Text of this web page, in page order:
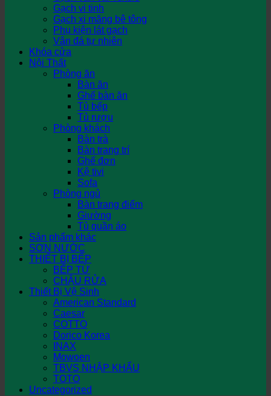
Gạch vi tinh
Gạch xi măng bê tông
Phụ kiện lát gạch
Vân đá tự nhiên
Khóa cửa
Nội Thất
Phòng ăn
Bàn ăn
Ghế bàn ăn
Tủ bếp
Tủ rượu
Phòng khách
Bàn trà
Bàn trang trí
Ghế đơn
Kệ tivi
Sofa
Phòng ngủ
Bàn trang điểm
Giường
Tủ quần áo
Sản phẩm khác
SƠN NƯỚC
THIẾT BỊ BẾP
BẾP TỪ
CHẬU RỬA
Thiết Bị Vệ Sinh
American Standard
Caesar
COTTO
Dorico Korea
INAX
Mowoen
TBVS NHẬP KHẨU
TOTO
Uncategorized